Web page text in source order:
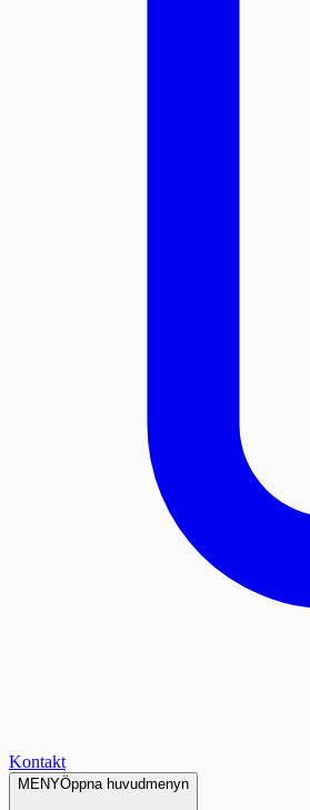
Kontakt
MENYÖppna huvudmenyn